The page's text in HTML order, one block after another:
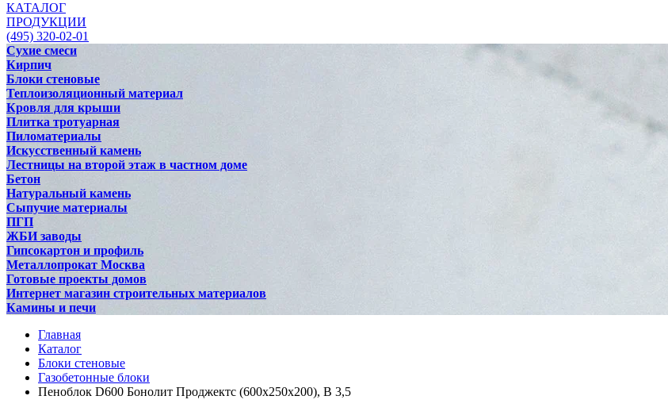
КАТАЛОГ
ПРОДУКЦИИ
(495) 320-02-01
Сухие смеси
Кирпич
Блоки стеновые
Теплоизоляционный материал
Кровля для крыши
Плитка тротуарная
Пиломатериалы
Искусственный камень
Лестницы на второй этаж в частном доме
Бетон
Натуральный камень
Сыпучие материалы
ПГП
ЖБИ заводы
Гипсокартон и профиль
Металлопрокат Москва
Готовые проекты домов
Интернет магазин строительных материалов
Камины и печи
Главная
Каталог
Блоки стеновые
Газобетонные блоки
Пеноблок D600 Бонолит Проджектс (600х250х200), В 3,5